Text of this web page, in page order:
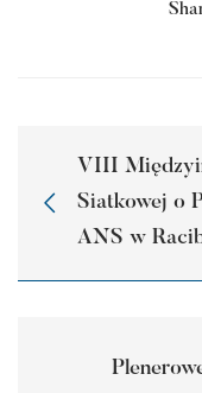
VIII
Siatkowej o
ANS w